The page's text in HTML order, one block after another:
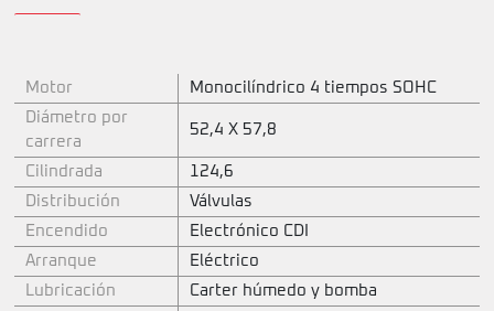
Motor
Monocilíndrico 4 tiempos SOHC
Diámetro por
carrera
52,4 X 57,8
Cilindrada
124,6
Distribución
Válvulas
Encendido
Electrónico CDI
Arranque
Eléctrico
Lubricación
Carter húmedo y bomba